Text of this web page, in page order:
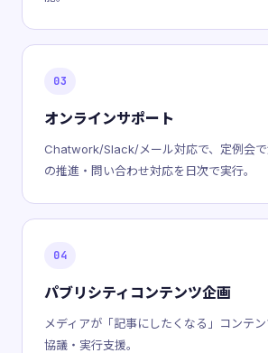
03
オンラインサポート
Chatwork/Slack/メール対応で、定例会
の推進・問い合わせ対応を日次で実行。
04
パブリシティコンテンツ企画
メディアが「記事にしたくなる」コンテン
協議・実行支援。